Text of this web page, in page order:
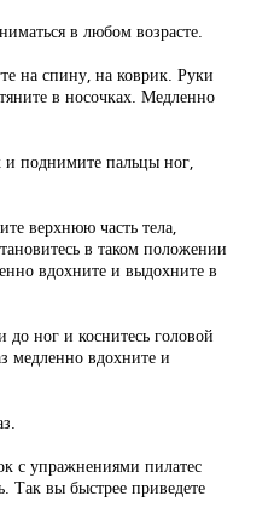
в любом возрасте.
на спину, на коврик. Руки
в носочках. Медленно
поднимите пальцы ног,
верхнюю часть тела,
в таком положении
вдохните и выдохните в
до ног и коснитесь головой
медленно вдохните и
с упражнениями пилатес
Так вы быстрее приведете